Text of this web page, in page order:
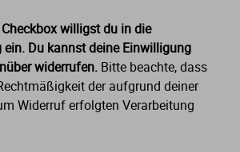
willigst du in die
ein. Du kannst deine Einwilligung
widerrufen. Bitte beachte, dass
der aufgrund deiner
Widerruf erfolgten Verarbeitung